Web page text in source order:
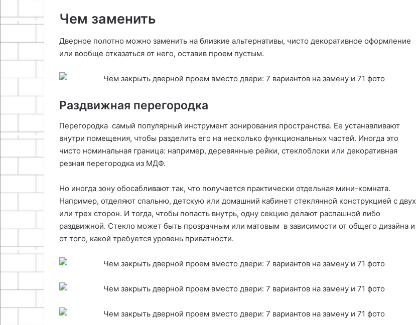
Чем заменить
Дверное полотно можно заменить на близкие альтернативы, чисто декоративное оформление
или вообще отказаться от него, оставив проем пустым.
Раздвижная перегородка
Перегородка самый популярный инструмент зонирования пространства. Ее устанавливают
внутри помещения, чтобы разделить его на несколько функциональных частей. Иногда это
чисто номинальная граница: например, деревянные рейки, стеклоблоки или декоративная
резная перегородка из МДФ.
Но иногда зону обосабливают так, что получается практически отдельная мини-комната.
Например, отделяют спальню, детскую или домашний кабинет стеклянной конструкцией с двух
или трех сторон. И тогда, чтобы попасть внутрь, одну секцию делают распашной либо
раздвижной. Стекло может быть прозрачным или матовым в зависимости от общего дизайна и
от того, какой требуется уровень приватности.